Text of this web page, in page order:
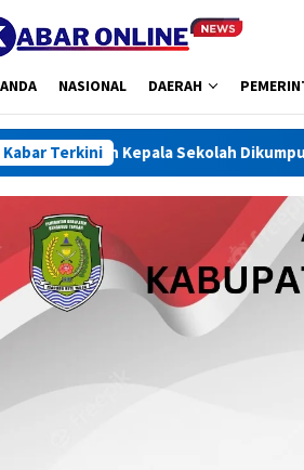
NASIONAL DAERAH
Kabar Terkini
Dikumpulkan, Bupati Bengkulu Tengah